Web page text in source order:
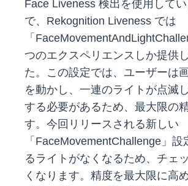
Face Liveness 検出を使用して
で、Rekognition Liveness では
「
つのエクスペリエンスしか提供
た。この設定では、ユーザーは
を動かし、一連のライトが点滅
する必要があるため、最大限の
す。今回リリースされる新しい
「FaceMovementChallenge」
るライトがなくなるため、チェ
くなります。精度を最大限に高